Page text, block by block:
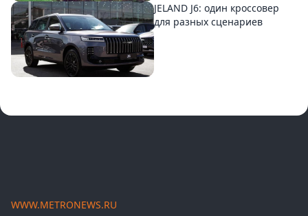
JELAND J6: один кроссовер
для разных сценариев
WWW.METRONEWS.RU